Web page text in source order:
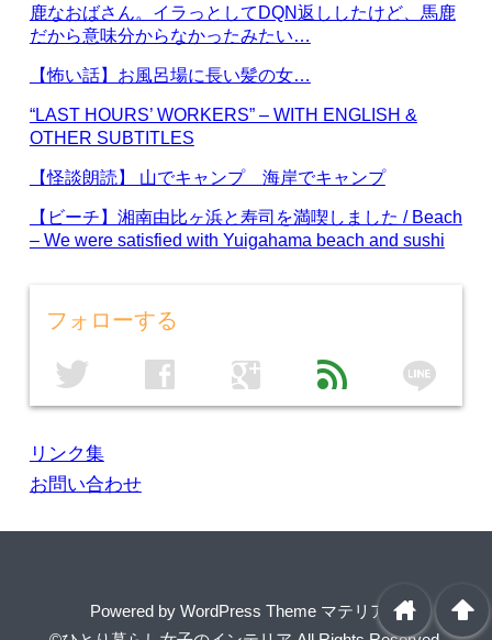
鹿なおばさん。イラっとしてDQN返ししたけど、馬鹿
だから意味分からなかったみたい…
【怖い話】お風呂場に長い髪の女…
“LAST HOURS’ WORKERS” – WITH ENGLISH &
OTHER SUBTITLES
【怪談朗読】 山でキャンプ 海岸でキャンプ
【ビーチ】湘南由比ヶ浜と寿司を満喫しました / Beach
– We were satisfied with Yuigahama beach and sushi
フォローする
twitter facebook google feed line
リンク集
お問い合わせ
Powered by WordPress Theme マテリアル
arrowup
home